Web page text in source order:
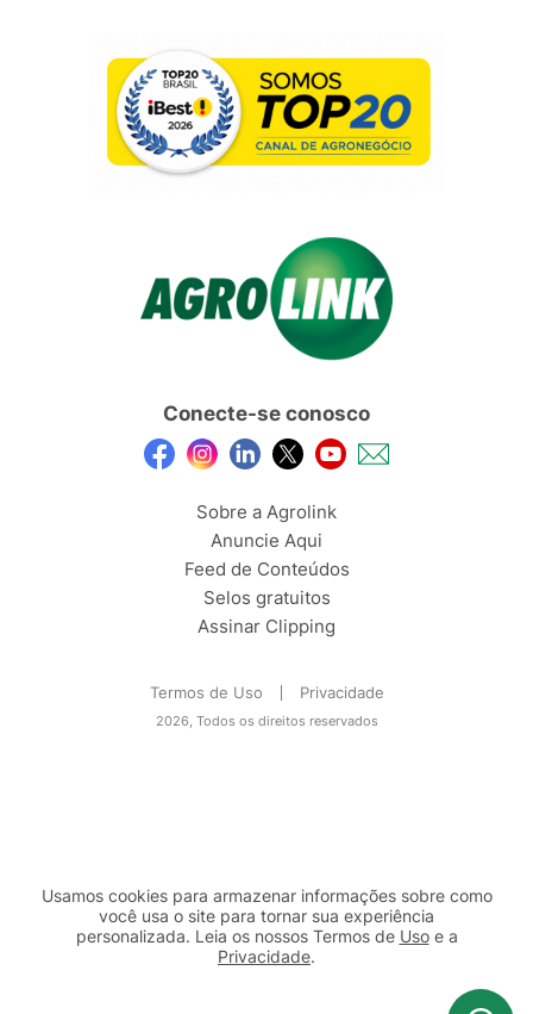
Conecte-se conosco
Sobre a Agrolink
Anuncie Aqui
Feed de Conteúdos
Selos gratuitos
Assinar Clipping
Termos de Uso Privacidade
2026, Todos os direitos reservados
Usamos cookies para armazenar informações sobre como
você usa o site para tornar sua experiência
personalizada. Leia os nossos Termos de Usoe a
Privacidade.